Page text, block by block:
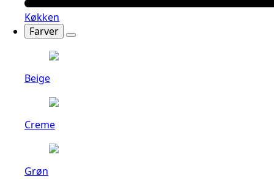
Køkken
Farver
Beige
Creme
Grøn